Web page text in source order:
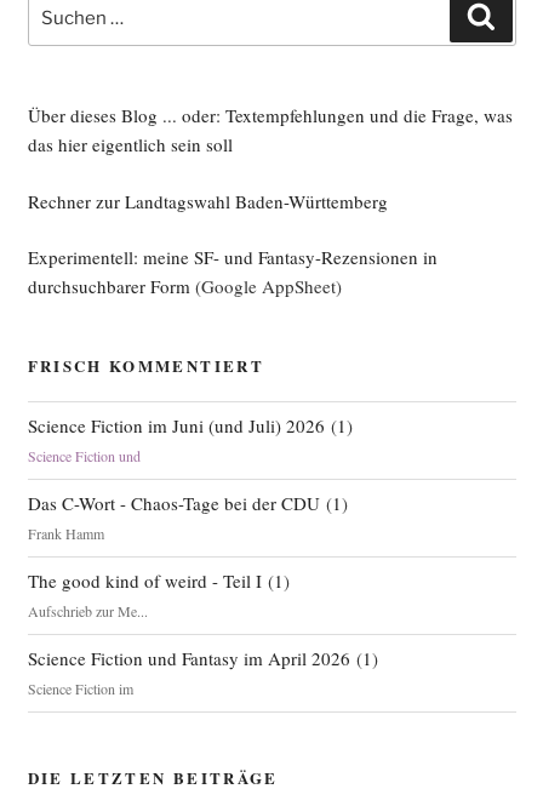
nach:
Über dieses Blog ... oder: Textempfehlungen und die Frage, was
das hier eigentlich sein soll
Rechner zur Landtagswahl Baden-Württemberg
Experimentell: meine SF- und Fantasy-Rezensionen in
durchsuchbarer Form(Google AppSheet)
FRISCH KOMMENTIERT
Science Fiction im Juni (und Juli) 2026 (1)
Science Fiction und
Das C-Wort - Chaos-Tage bei der CDU(1)
Frank Hamm
The good kind of weird - Teil I(1)
Aufschrieb zur Me...
Science Fiction und Fantasy im April 2026 (1)
Science Fiction im
DIE LETZTEN BEITRÄGE